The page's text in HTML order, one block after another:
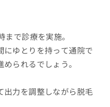
で診療を実施。
にゆとりを持って通院で
られるでしょう。
出力を調整しながら脱毛